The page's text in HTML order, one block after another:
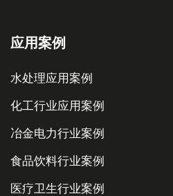
应用案例
水处理应用案例
化工行业应用案例
冶金电力行业案例
食品饮料行业案例
医疗卫生行业案例